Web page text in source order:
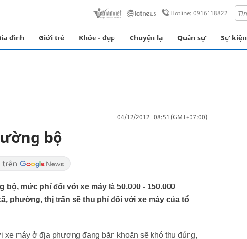
Hotline: 0916118822
đình Giới trẻ Khỏe - đẹp Chuyện lạ Quân sự Sự kiện
04/12/2012 08:51 (GMT+07:00)
bộ
mức phí đối với xe máy là 50.000 - 150.000
phường, thị trấn sẽ thu phí đối với xe máy của tổ
máy ở địa phương đang băn khoăn sẽ khó thu đúng,